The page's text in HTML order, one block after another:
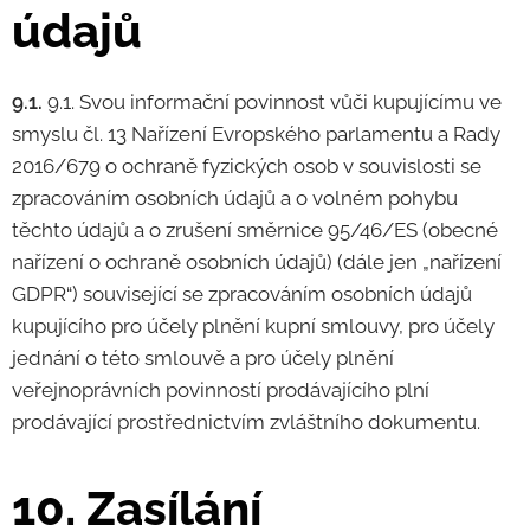
údajů
9.1. 9.1. Svou informační povinnost vůči kupujícímu ve
smyslu čl. 13 Nařízení Evropského parlamentu a Rady
2016/679 o ochraně fyzických osob v souvislosti se
zpracováním osobních údajů a o volném pohybu
těchto údajů a o zrušení směrnice 95/46/ES (obecné
nařízení o ochraně osobních údajů) (dále jen „nařízení
GDPR“) související se zpracováním osobních údajů
kupujícího pro účely plnění kupní smlouvy, pro účely
jednání o této smlouvě a pro účely plnění
veřejnoprávních povinností prodávajícího plní
prodávající prostřednictvím zvláštního dokumentu.
10. Zasílání